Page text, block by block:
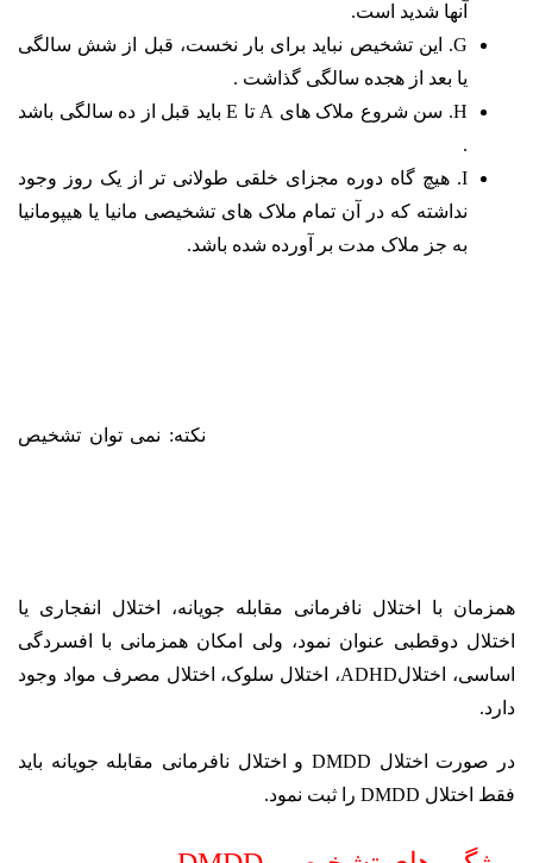
آنها شدید است.
G. این تشخیص نباید برای بار نخست، قبل از شش سالگی
یا بعد از هجده سالگی گذاشت .
H. سن شروع ملاک های A تا E باید قبل از ده سالگی باشد
.
I. هیچ گاه دوره مجزای خلقی طولانی تر از یک روز وجود
نداشته که در آن تمام ملاک های تشخیصی مانیا یا هیپومانیا
به جز ملاک مدت بر آورده شده باشد.
نکته: نمی توان تشخیص
همزمان با اختلال نافرمانی مقابله جویانه، اختلال انفجاری یا
اختلال دوقطبی عنوان نمود، ولی امکان همزمانی با افسردگی
اساسی، اختلالADHD، اختلال سلوک، اختلال مصرف مواد وجود
دارد.
در صورت اختلال DMDD و اختلال نافرمانی مقابله جویانه باید
فقط اختلال DMDD را ثبت نمود.